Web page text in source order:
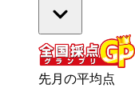
先月の平均点